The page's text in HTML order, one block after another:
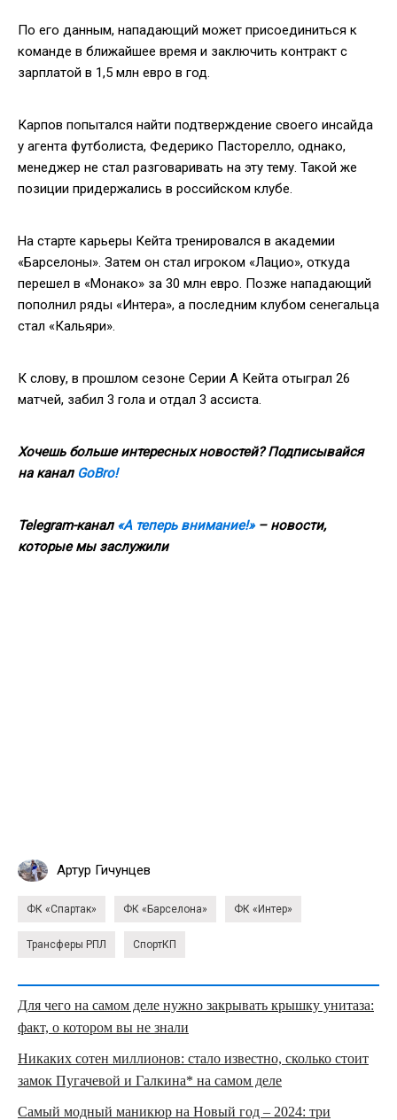
По его данным, нападающий может присоединиться к
команде в ближайшее время и заключить контракт с
зарплатой в 1,5 млн евро в год.
Карпов попытался найти подтверждение своего инсайда
у агента футболиста, Федерико Пасторелло, однако,
менеджер не стал разговаривать на эту тему. Такой же
позиции придержались в российском клубе.
На старте карьеры Кейта тренировался в академии
«Барселоны». Затем он стал игроком «Лацио», откуда
перешел в «Монако» за 30 млн евро. Позже нападающий
пополнил ряды «Интера», а последним клубом сенегальца
стал «Кальяри».
К слову, в прошлом сезоне Серии А Кейта отыграл 26
матчей, забил 3 гола и отдал 3 ассиста.
Хочешь больше интересных новостей? Подписывайся
на канал GoBro!
Telegram-канал «А теперь внимание!»– новости,
которые мы заслужили
Артур Гичунцев
ФК «Спартак» ФК «Барселона» ФК «Интер»
Трансферы РПЛ СпортКП
Для чего на самом деле нужно закрывать крышку унитаза:
факт, о котором вы не знали
Никаких сотен миллионов: стало известно, сколько стоит
замок Пугачевой и Галкина* на самом деле
Самый модный маникюр на Новый год – 2024: три